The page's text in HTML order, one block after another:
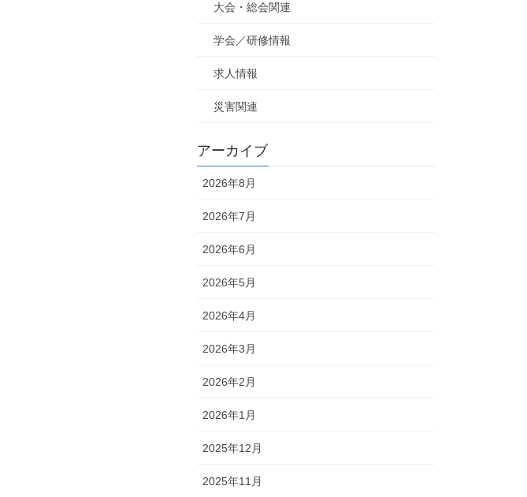
大会・総会関連
学会／研修情報
求人情報
災害関連
アーカイブ
2026年8月
2026年7月
2026年6月
2026年5月
2026年4月
2026年3月
2026年2月
2026年1月
2025年12月
2025年11月